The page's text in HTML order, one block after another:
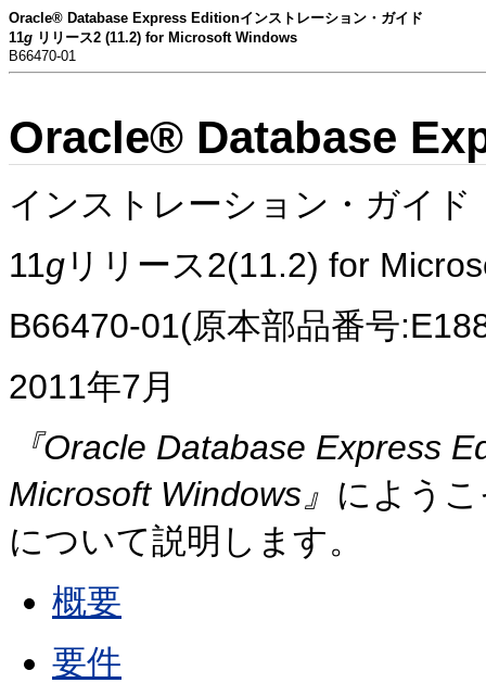
Oracle® Database Express Editionインストレーション・ガイド
11g リリース2 (11.2) for Microsoft Windows
B66470-01
Oracle® Database
インストレーション・ガイド
11gリリース2(11.2) for
B66470-01(原本部品番号
2011年7月
『Oracle Database Express
Microsoft Windows』 によう
について説明します。
概要
要件